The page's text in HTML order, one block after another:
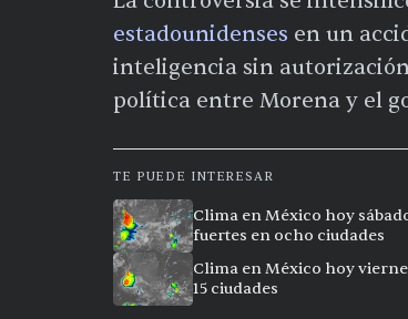
estadounidenses en un
inteligencia sin
política entre Morena y el
TE PUEDE INTERESAR
Clima en México hoy
fuertes en ocho ciudades
Clima en México hoy
15 ciudades